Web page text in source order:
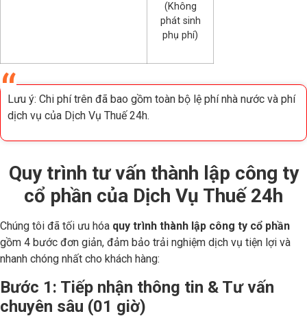
(Không
phát sinh
phụ phí)
Lưu ý: Chi phí trên đã bao gồm toàn bộ lệ phí nhà nước và phí
dịch vụ của Dịch Vụ Thuế 24h.
Quy trình tư vấn thành lập công ty
cổ phần của Dịch Vụ Thuế 24h
Chúng tôi đã tối ưu hóa quy trình thành lập công ty cổ phần
gồm 4 bước đơn giản, đảm bảo trải nghiệm dịch vụ tiện lợi và
nhanh chóng nhất cho khách hàng:
Bước 1: Tiếp nhận thông tin & Tư vấn
chuyên sâu (01 giờ)